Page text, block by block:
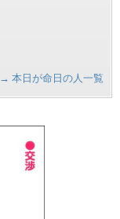
→ 本日が命日の人一覧